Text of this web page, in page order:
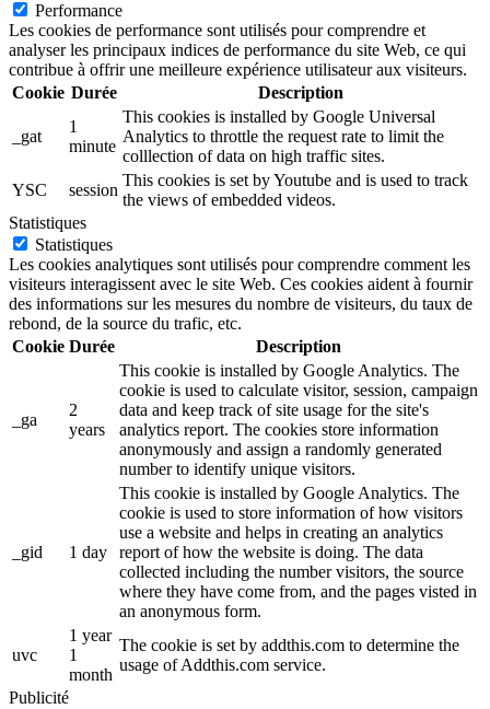
Performance
Les cookies de performance sont utilisés pour comprendre et
analyser les principaux indices de performance du site Web, ce qui
contribue à offrir une meilleure expérience utilisateur aux visiteurs.
Cookie Durée Description
_gat
1
minute
This cookies is installed by Google Universal
Analytics to throttle the request rate to limit the
colllection of data on high traffic sites.
YSC
session
This cookies is set by Youtube and is used to track
the views of embedded videos.
Statistiques
Statistiques
Les cookies analytiques sont utilisés pour comprendre comment les
visiteurs interagissent avec le site Web. Ces cookies aident à fournir
des informations sur les mesures du nombre de visiteurs, du taux de
rebond, de la source du trafic, etc.
Cookie Durée Description
_ga
2
years
This cookie is installed by Google Analytics. The
cookie is used to calculate visitor, session, campaign
data and keep track of site usage for the site's
analytics report. The cookies store information
anonymously and assign a randomly generated
number to identify unique visitors.
_gid 1 day
This cookie is installed by Google Analytics. The
cookie is used to store information of how visitors
use a website and helps in creating an analytics
report of how the website is doing. The data
collected including the number visitors, the source
where they have come from, and the pages visted in
an anonymous form.
uvc
1 year
1
month
The cookie is set by addthis.com to determine the
usage of Addthis.com service.
Publicité